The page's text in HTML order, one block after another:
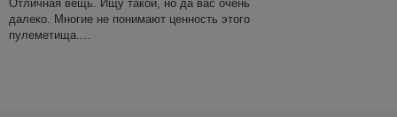
Отличная вещь. Ищу такой, но да вас очень
далеко. Многие не понимают ценность этого
пулеметища....